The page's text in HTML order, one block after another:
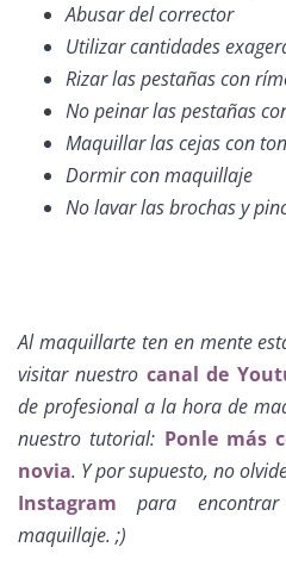
Abusar del corrector
Utilizar cantidades
Rizar las pestañas con
No peinar las pestañas
Maquillar las cejas con
Dormir con maquillaje
No lavar las brochas y
Al maquillarte ten en mente
visitar nuestro canal de
de profesional a la hora de
nuestro tutorial: Ponle más
novia. Y por supuesto, no
Instagram para
maquillaje. ;)